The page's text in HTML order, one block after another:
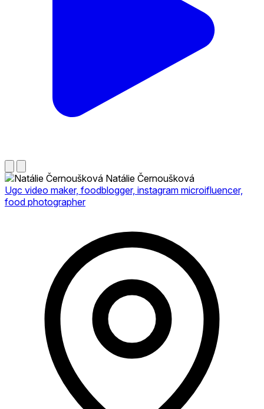
Natálie Černoušková
Ugc video maker, foodblogger, instagram microifluencer,
food photographer